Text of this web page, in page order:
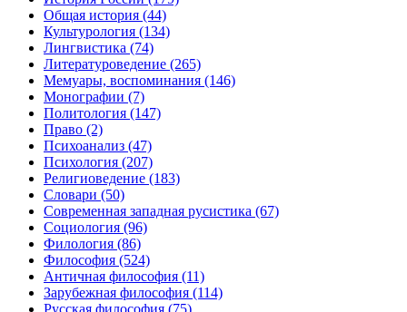
Общая история (44)
Культурология (134)
Лингвистика (74)
Литературоведение (265)
Мемуары, воспоминания (146)
Монографии (7)
Политология (147)
Право (2)
Психоанализ (47)
Психология (207)
Религиоведение (183)
Словари (50)
Современная западная русистика (67)
Социология (96)
Филология (86)
Философия (524)
Античная философия (11)
Зарубежная философия (114)